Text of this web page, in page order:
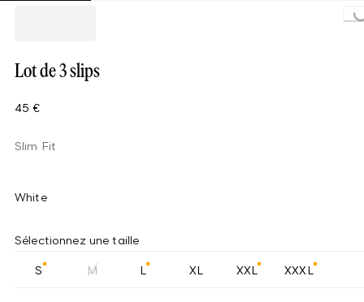
Loading...
Lot de 3 slips
45 €
Slim Fit
White
Sélectionnez une taille
S M L XL XXL XXXL